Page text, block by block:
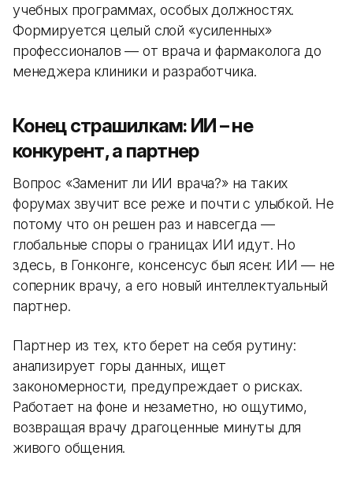
учебных программах, особых должностях.
Формируется целый слой «усиленных»
профессионалов — от врача и фармаколога до
менеджера клиники и разработчика.
Конец страшилкам: ИИ – не
конкурент, а партнер
Вопрос «Заменит ли ИИ врача?» на таких
форумах звучит все реже и почти с улыбкой. Не
потому что он решен раз и навсегда —
глобальные споры о границах ИИ идут. Но
здесь, в Гонконге, консенсус был ясен: ИИ — не
соперник врачу, а его новый интеллектуальный
партнер.
Партнер из тех, кто берет на себя рутину:
анализирует горы данных, ищет
закономерности, предупреждает о рисках.
Работает на фоне и незаметно, но ощутимо,
возвращая врачу драгоценные минуты для
живого общения.